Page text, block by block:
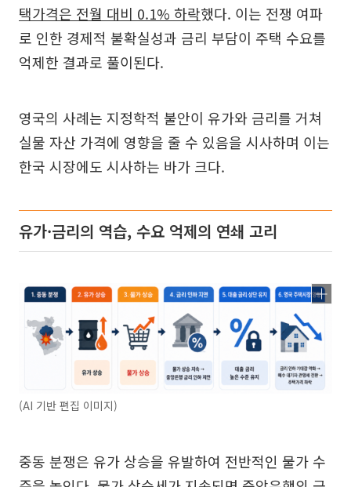
택가격은 전월 대비 0.1% 하락했다. 이는 전쟁 여파
로 인한 경제적 불확실성과 금리 부담이 주택 수요를
억제한 결과로 풀이된다.
영국의 사례는 지정학적 불안이 유가와 금리를 거쳐
실물 자산 가격에 영향을 줄 수 있음을 시사하며 이는
한국 시장에도 시사하는 바가 크다.
유가·금리의 역습, 수요 억제의 연쇄 고리
(AI 기반 편집 이미지)
중동 분쟁은 유가 상승을 유발하여 전반적인 물가 수